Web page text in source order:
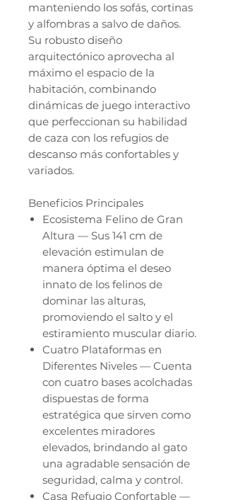
manteniendo los sofás, cortinas
y alfombras a salvo de daños.
Su robusto diseño
arquitectónico aprovecha al
máximo el espacio de la
habitación, combinando
dinámicas de juego interactivo
que perfeccionan su habilidad
de caza con los refugios de
descanso más confortables y
variados.
Beneficios Principales
Ecosistema Felino de Gran
Altura — Sus 141 cm de
elevación estimulan de
manera óptima el deseo
innato de los felinos de
dominar las alturas,
promoviendo el salto y el
estiramiento muscular diario.
Cuatro Plataformas en
Diferentes Niveles — Cuenta
con cuatro bases acolchadas
dispuestas de forma
estratégica que sirven como
excelentes miradores
elevados, brindando al gato
una agradable sensación de
seguridad, calma y control.
Casa Refugio Confortable —